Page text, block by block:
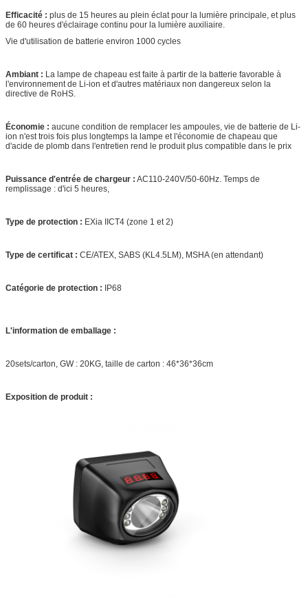
Efficacité : plus de 15 heures au plein éclat pour la lumière principale, et plus
de 60 heures d'éclairage continu pour la lumière auxiliaire.
Vie d'utilisation de batterie environ 1000 cycles
Ambiant : La lampe de chapeau est faite à partir de la batterie favorable à
l'environnement de Li-ion et d'autres matériaux non dangereux selon la
directive de RoHS.
Économie : aucune condition de remplacer les ampoules, vie de batterie de Li-
ion n'est trois fois plus longtemps la lampe et l'économie de chapeau que
d'acide de plomb dans l'entretien rend le produit plus compatible dans le prix
Puissance d'entrée de chargeur : AC110-240V/50-60Hz. Temps de
remplissage : d'ici 5 heures,
Type de protection : EXia IICT4 (zone 1 et 2)
Type de certificat : CE/ATEX, SABS (KL4.5LM), MSHA (en attendant)
Catégorie de protection : IP68
L'information de emballage :
20sets/carton, GW : 20KG, taille de carton : 46*36*36cm
Exposition de produit :